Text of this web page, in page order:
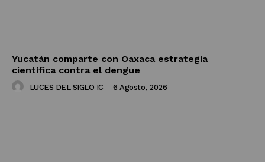
Yucatán comparte con Oaxaca estrategia
científica contra el dengue
LUCES DEL SIGLO IC - 6 Agosto, 2026